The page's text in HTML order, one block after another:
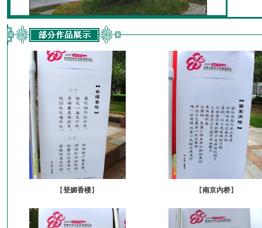
【登媚香楼】 【南京内桥】